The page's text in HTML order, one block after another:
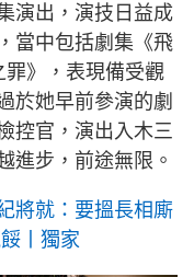
演出，演技日益成
當中包括劇集《飛
》，表現備受觀
於她早前參演的劇
控官，演出入木三
進步，前途無限。
將就：要搵長相廝
丨獨家